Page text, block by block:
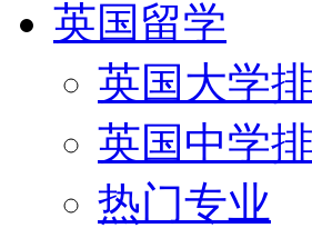
英国留学
英国大学
英国中学
热门专业